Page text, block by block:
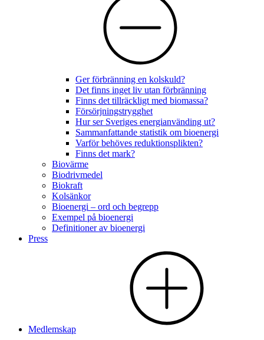
Ger förbränning en kolskuld?
Det finns inget liv utan förbränning
Finns det tillräckligt med biomassa?
Försörjningstrygghet
Hur ser Sveriges energianvänding ut?
Sammanfattande statistik om bioenergi
Varför behöves reduktionsplikten?
Finns det mark?
Biovärme
Biodrivmedel
Biokraft
Kolsänkor
Bioenergi – ord och begrepp
Exempel på bioenergi
Definitioner av bioenergi
Press
Medlemskap